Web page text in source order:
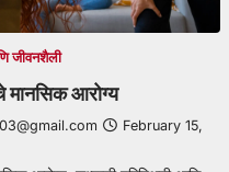
जीवनशैली
मानसिक आरोग्य
February 15,